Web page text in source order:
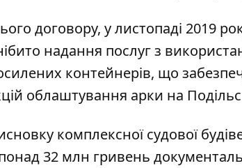
договору, у листопаді 2019
нібито надання послуг з
контейнерів, що
облаштування арки на
комплексної судової
32 млн гривень